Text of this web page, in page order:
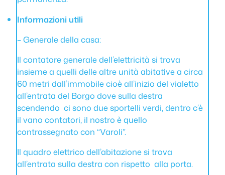
Informazioni utili
– Generale della casa:
Il contatore generale dell’elettricità si trova
insieme a quelli delle altre unità abitative a circa
60 metri dall’immobile cioè all’inizio del vialetto
all’entrata del Borgo dove sulla destra
scendendo ci sono due sportelli verdi, dentro c’è
il vano contatori, il nostro è quello
contrassegnato con “Varoli”.
Il quadro elettrico dell’abitazione si trova
all’entrata sulla destra con rispetto alla porta.